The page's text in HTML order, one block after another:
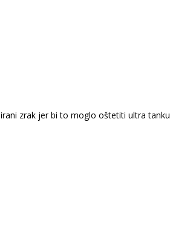
zrak jer bi to moglo oštetiti ultra tanku